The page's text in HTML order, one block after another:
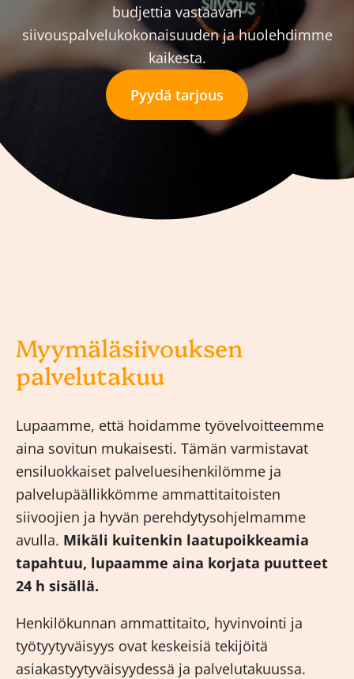
budjettia vastaavan
siivouspalvelukokonaisuuden ja huolehdimme
kaikesta.
Pyydä tarjous
Myymäläsiivouksen
palvelutakuu
Lupaamme, että hoidamme työvelvoitteemme
aina sovitun mukaisesti. Tämän varmistavat
ensiluokkaiset palveluesihenkilömme ja
palvelupäällikkömme ammattitaitoisten
siivoojien ja hyvän perehdytysohjelmamme
avulla. Mikäli kuitenkin laatupoikkeamia
tapahtuu, lupaamme aina korjata puutteet
24 h sisällä.
Henkilökunnan ammattitaito, hyvinvointi ja
työtyytyväisyys ovat keskeisiä tekijöitä
asiakastyytyväisyydessä ja palvelutakuussa.